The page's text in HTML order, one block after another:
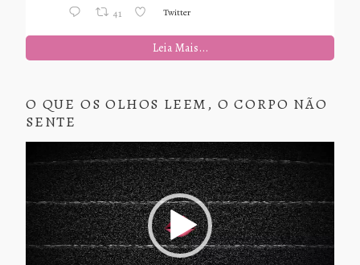
41 Twitter
Leia Mais...
O QUE OS OLHOS LEEM, O CORPO NÃO
SENTE
de
vídeo